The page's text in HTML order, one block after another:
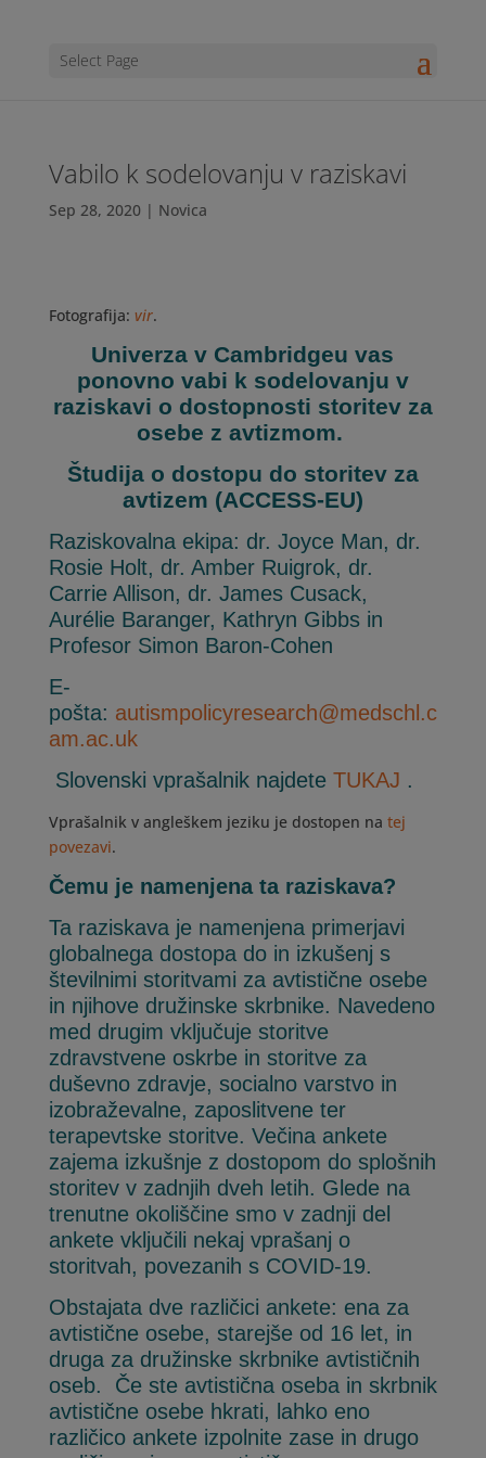
Select Page
Vabilo k sodelovanju v raziskavi
Sep 28, 2020| Novica
Fotografija: vir.
Univerza v Cambridgeu vas
ponovno vabi k sodelovanju v
raziskavi o dostopnosti storitev za
osebe z avtizmom.
Študija o dostopu do storitev za
avtizem (ACCESS-EU)
Raziskovalna ekipa: dr. Joyce Man, dr.
Rosie Holt, dr. Amber Ruigrok, dr.
Carrie Allison, dr. James Cusack,
Aurélie Baranger, Kathryn Gibbs in
Profesor Simon Baron-Cohen
E-
pošta: autismpolicyresearch@medschl.c
am.ac.uk
Slovenski vprašalnik najdete TUKAJ .
Vprašalnik v angleškem jeziku je dostopen na tej
povezavi.
Čemu je namenjena ta raziskava?
Ta raziskava je namenjena primerjavi
globalnega dostopa do in izkušenj s
številnimi storitvami za avtistične osebe
in njihove družinske skrbnike. Navedeno
med drugim vključuje storitve
zdravstvene oskrbe in storitve za
duševno zdravje, socialno varstvo in
izobraževalne, zaposlitvene ter
terapevtske storitve. Večina ankete
zajema izkušnje z dostopom do splošnih
storitev v zadnjih dveh letih. Glede na
trenutne okoliščine smo v zadnji del
ankete vključili nekaj vprašanj o
storitvah, povezanih s COVID-19.
Obstajata dve različici ankete: ena za
avtistične osebe, starejše od 16 let, in
druga za družinske skrbnike avtističnih
oseb. Če ste avtistična oseba in skrbnik
avtistične osebe hkrati, lahko eno
različico ankete izpolnite zase in drugo